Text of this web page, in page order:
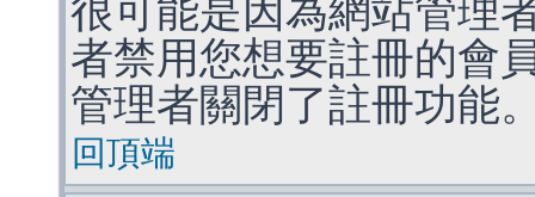
很可能是因為網站管理
者禁用您想要註冊的會
管理者關閉了註冊功能
回頂端